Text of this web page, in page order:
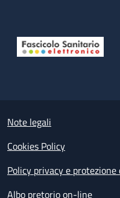
Small prints
Note legali
Cookies Policy
Policy privacy e
Albo pretorio on-line